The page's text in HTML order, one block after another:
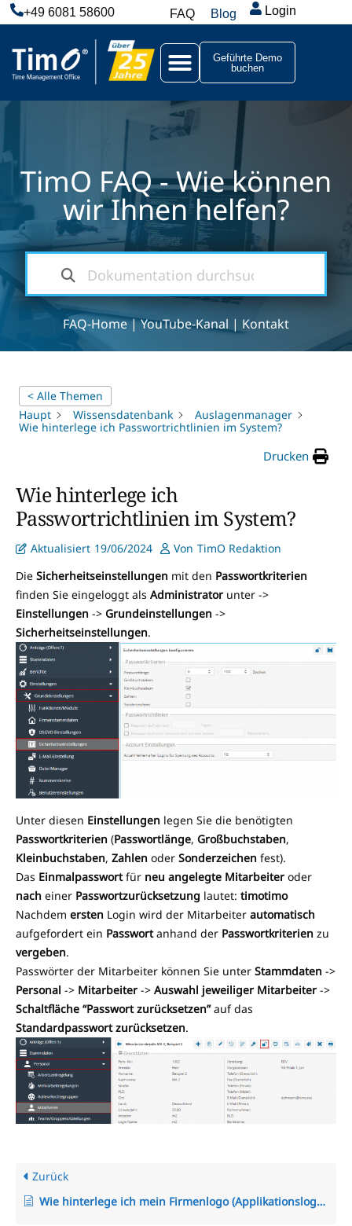
+49 6081 58600 FAQ Blog Login
Geführte Demo
buchen
TimO FAQ - Wie können
wir Ihnen helfen?
FAQ-Home|YouTube-Kanal | Kontakt
< Alle Themen
Haupt
Wissensdatenbank
Auslagenmanager
Wie hinterlege ich Passwortrichtlinien im System?
Drucken
Wie hinterlege ich
Passwortrichtlinien im System?
Aktualisiert 19/06/2024 Von TimO Redaktion
Die Sicherheitseinstellungen mit den Passwortkriterien
finden Sie eingeloggt als Administrator unter ->
Einstellungen -> Grundeinstellungen ->
Sicherheitseinstellungen.
Unter diesen Einstellungen legen Sie die benötigten
Passwortkriterien (Passwortlänge, Großbuchstaben,
Kleinbuchstaben, Zahlen oder Sonderzeichen fest).
Das Einmalpasswortfür neu angelegte Mitarbeiter oder
nach einer Passwortzurücksetzung lautet: timotimo
Nachdem ersten Login wird der Mitarbeiter automatisch
aufgefordert ein Passwortanhand der Passwortkriterien zu
vergeben.
Passwörter der Mitarbeiter können Sie unter Stammdaten ->
Personal -> Mitarbeiter -> Auswahl jeweiliger Mitarbeiter ->
Schaltfläche “Passwort zurücksetzen”auf das
Standardpasswort zurücksetzen.
Zurück
Wie hinterlege ich mein Firmenlogo (Applikationslogo) oder PDF-Logo in TimO?